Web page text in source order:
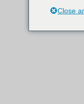
Close